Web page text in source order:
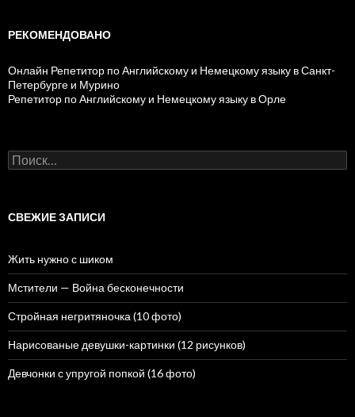
РЕКОМЕНДОВАНО
Онлайн Репетитор по Английскому и Немецкому языку в Санкт-
Петербурге и Мурино
Репетитор по Английскому и Немецкому языку в Орле
Н
а
и
СВЕЖИЕ ЗАПИСИ
Жить нужно с шиком
Мстители — Война бесконечности
Стройная негритяночка (10 фото)
Нарисованые девушки-картинки (12 рисунков)
Девчонки с упругой попкой (16 фото)